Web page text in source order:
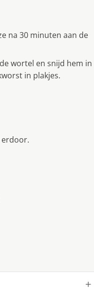
na 30 minuten aan de
wortel en snijd hem in
in plakjes.
erdoor.